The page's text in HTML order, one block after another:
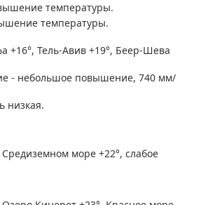
температуры.
температуры.
+16°, Тель-Авив +19°, Беер-Шева
- небольшое повышение, 740 мм/
низкая.
море +22°, слабое